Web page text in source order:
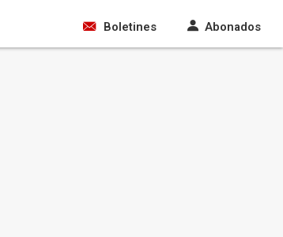
Boletines Abonados